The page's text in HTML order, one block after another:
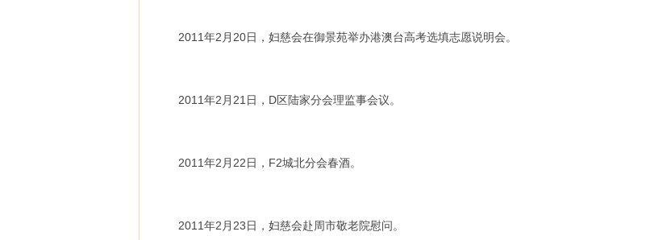
2011年2月20日，妇慈会在御景苑举办港澳台高考选填志愿说明会。
2011年2月21日，D区陆家分会理监事会议。
2011年2月22日，F2城北分会春酒。
2011年2月23日，妇慈会赴周市敬老院慰问。